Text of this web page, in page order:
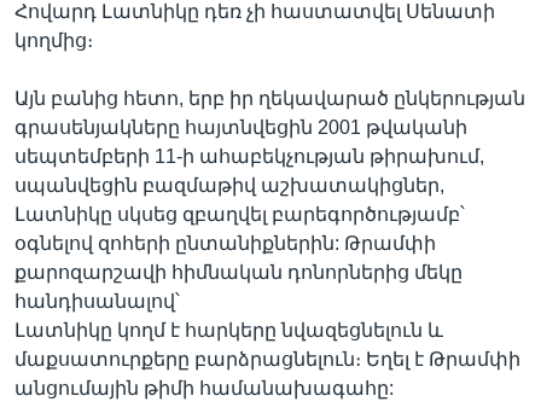
Հովարդ Լատնիկը դեռ չի հաստատվել Սենատի
կողմից։
Այն բանից հետո, երբ իր ղեկավարած ընկերության
գրասենյակները հայտնվեցին 2001 թվականի
սեպտեմբերի 11-ի ահաբեկչության թիրախում,
սպանվեցին բազմաթիվ աշխատակիցներ,
Լատնիկը սկսեց զբաղվել բարեգործությամբ՝
օգնելով զոհերի ընտանիքներին: Թրամփի
քարոզարշավի հիմնական դոնորներից մեկը
հանդիսանալով՝
Լատնիկը կողմ է հարկերը նվազեցնելուն և
մաքսատուրքերը բարձրացնելուն։ Եղել է Թրամփի
անցումային թիմի համանախագահը: